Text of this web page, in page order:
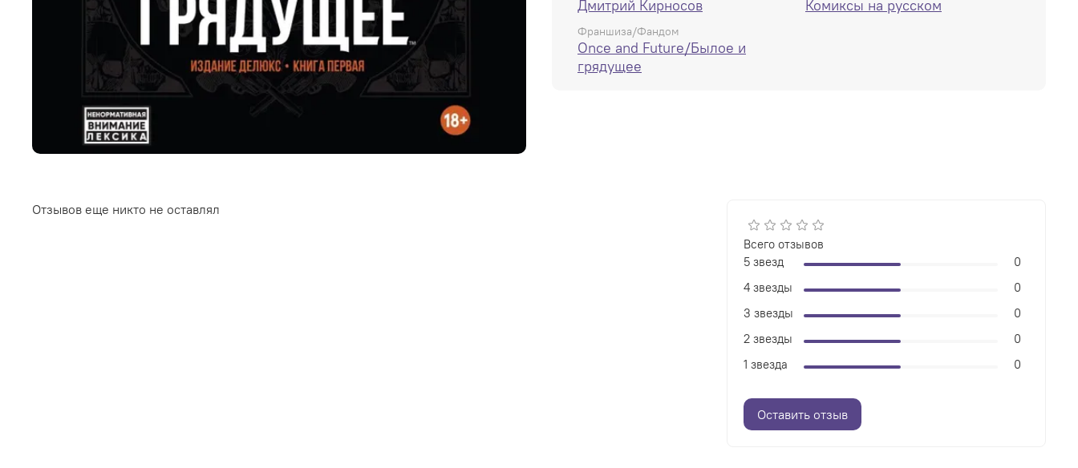
Дмитрий Кирносов Комиксы на русском
Франшиза/Фандом
Once and Future/Былое и
грядущее
Отзывов еще никто не оставлял
Всего отзывов
5 звезд
0
4 звезды
0
3 звезды
0
2 звезды
0
1 звезда
0
Оставить отзыв